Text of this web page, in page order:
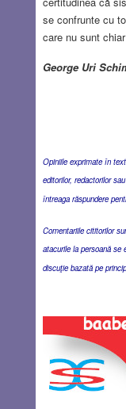
se confrunte cu
care nu sunt
George Uri
Opiniile exprimate în
editorilor, redactorilor
întreaga răspundere
Comentariile cititorilor
atacurile la persoană se
discuţie bazată pe